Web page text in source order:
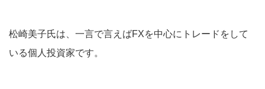
松崎美子氏は、一言で言えばFXを中心にトレードをして
いる個人投資家です。